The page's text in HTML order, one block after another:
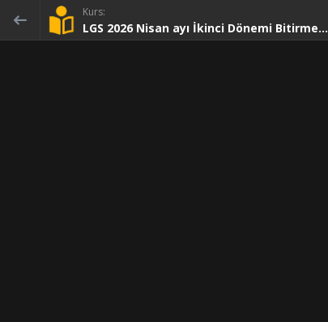
Kurs:
LGS 2026 Nisan ayı İkinci Dönemi Bitirme...